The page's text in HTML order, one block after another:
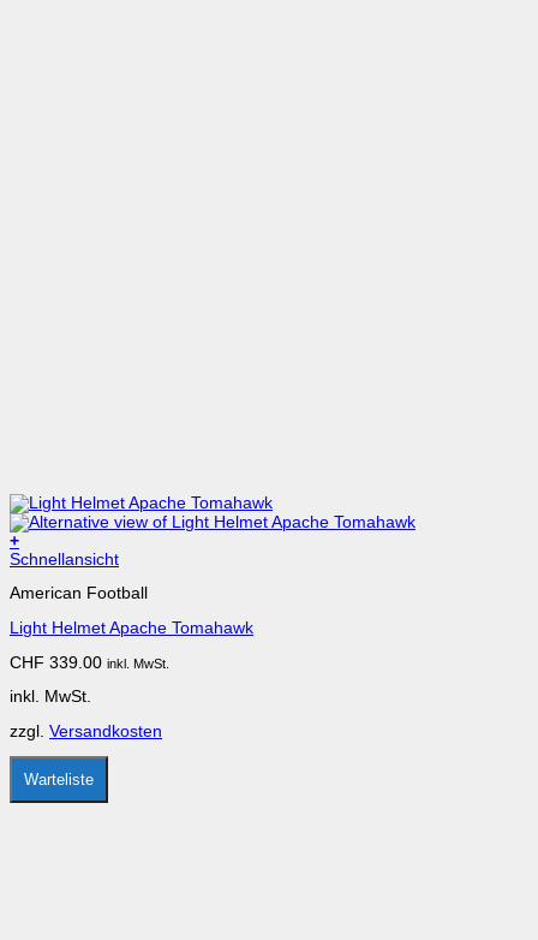
+
Dieses
weist
Varianten
Die
können
der
Produktseite
gewählt
Schnellansicht
American Football
Light Helmet Apache Tomahawk
CHF 339.00 inkl. MwSt.
inkl. MwSt.
zzgl. Versandkosten
Warteliste